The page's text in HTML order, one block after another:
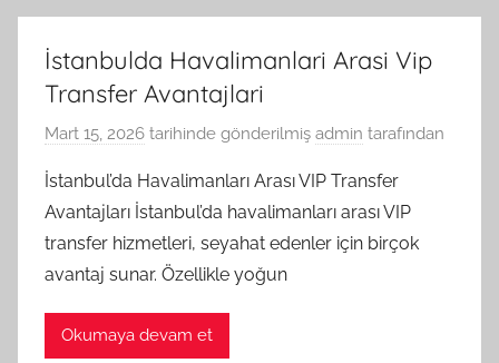
İstanbulda Havalimanlari Arasi Vip
Transfer Avantajlari
Mart 15, 2026 tarihinde gönderilmiş admin tarafından
İstanbul’da Havalimanları Arası VIP Transfer
Avantajları İstanbul’da havalimanları arası VIP
transfer hizmetleri, seyahat edenler için birçok
avantaj sunar. Özellikle yoğun
Okumaya devam et